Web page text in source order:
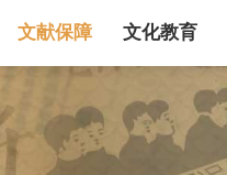
文献保障 文化教育